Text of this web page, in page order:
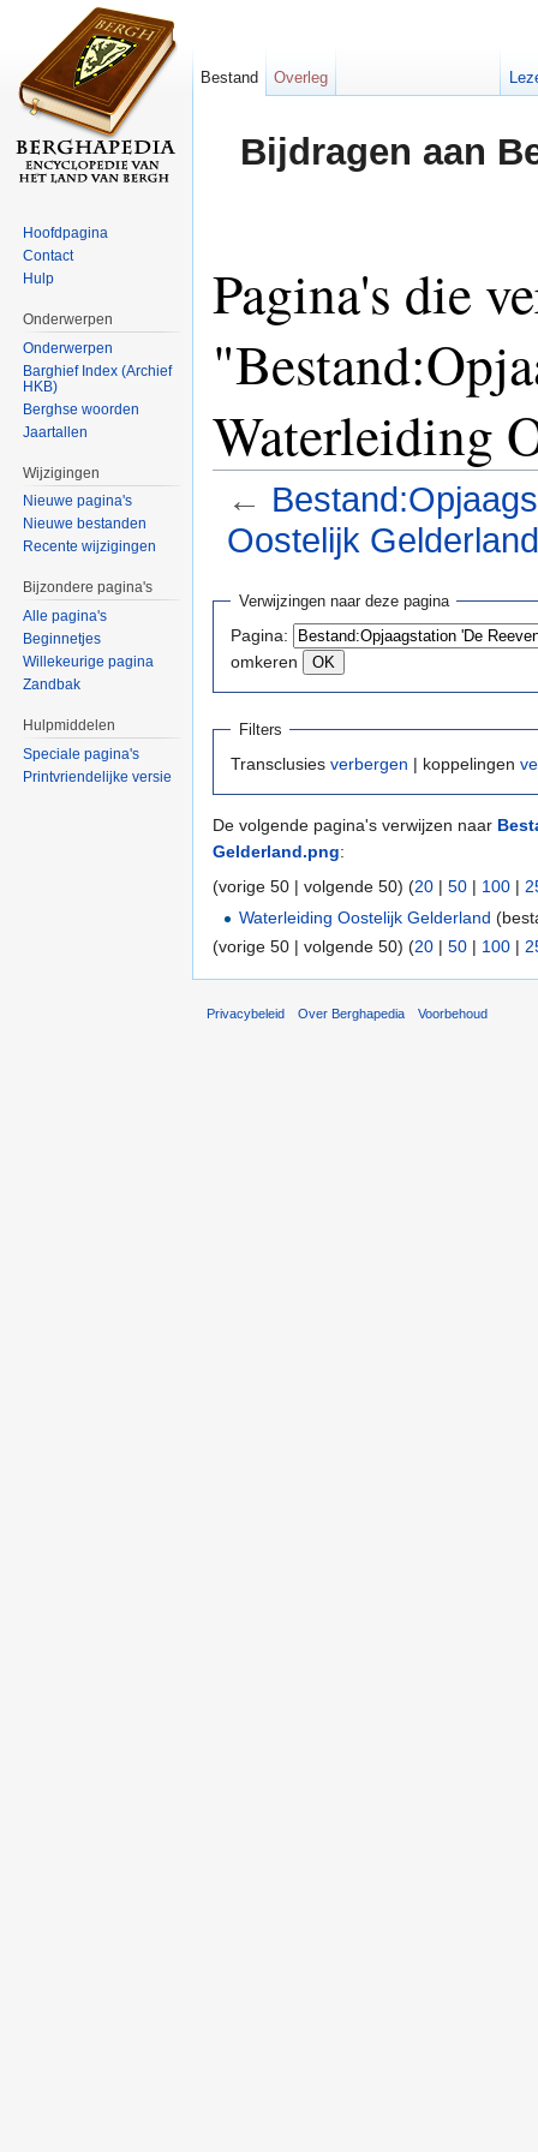
Bijdragen aan
Pagina's die
Waterleiding
←
Oostelijk
Verwijzingen naar deze pagina
Pagina:
omkeren
Filters
Transclusies verbergen | koppelingen
De volgende pagina's verwijzen naar
Gelderland.png:
(vorige 50 | volgende 50) (20 | 50 | 100 |
Waterleiding Oostelijk Gelderland
(vorige 50 | volgende 50) (20 | 50 | 100 |
Bestand Overleg
Hoofdpagina
Contact
Hulp
Onderwerpen
Onderwerpen
Barghief Index (Archief
HKB)
Berghse woorden
Jaartallen
Wijzigingen
Nieuwe pagina's
Nieuwe bestanden
Recente wijzigingen
Bijzondere pagina's
Alle pagina's
Beginnetjes
Willekeurige pagina
Zandbak
Hulpmiddelen
Speciale pagina's
Printvriendelijke versie
Privacybeleid Over Berghapedia Voorbehoud